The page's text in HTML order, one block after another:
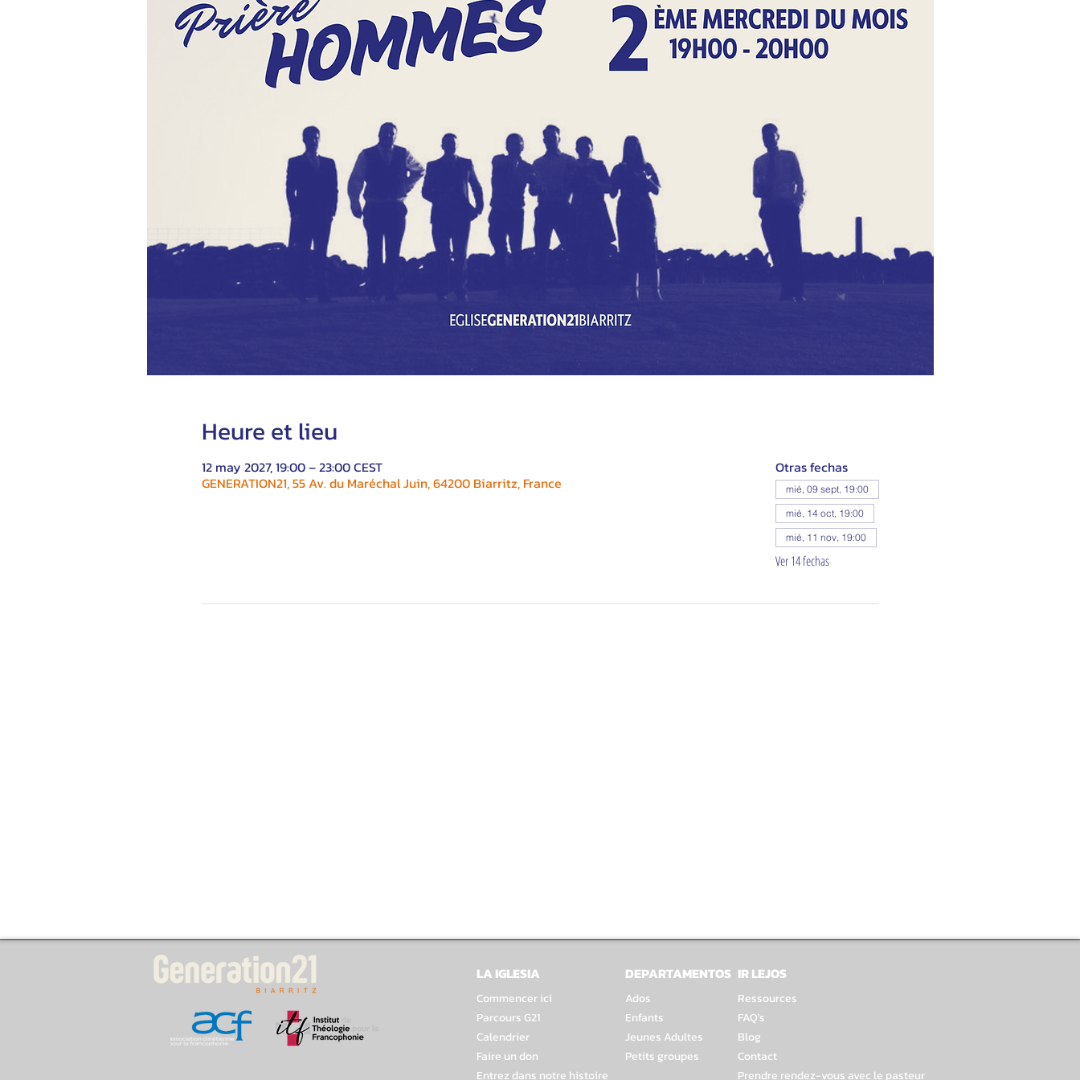
Heure et lieu
12 may 2027, 19:00 – 23:00 CEST
GENERATION21, 55 Av. du Maréchal Juin, 64200 Biarritz, France
Otras fechas
mié, 09 sept, 19:00
mié, 14 oct, 19:00
mié, 11 nov, 19:00
Ver 14 fechas
LA IGLESIA
Commencer ici
Parcours G21
Calendrier
Faire un don
Entrez dans notre histoire
DEPARTAMENTOS IR LEJOS
Ados
Enfants
Jeunes Adultes
Petits groupes
Ressources
FAQ's
Blog
Contact
Prendre rendez-vous avec le pasteur